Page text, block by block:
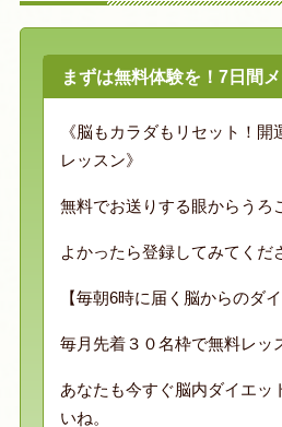
まずは無料体験を！7日間
《脳もカラダもリセット！
レッスン》
無料でお送りする眼からうろ
よかったら登録してみてくだ
【毎朝6時に届く脳からのダ
毎月先着３０名枠で無料レッ
あなたも今すぐ脳内ダイエッ
いね。